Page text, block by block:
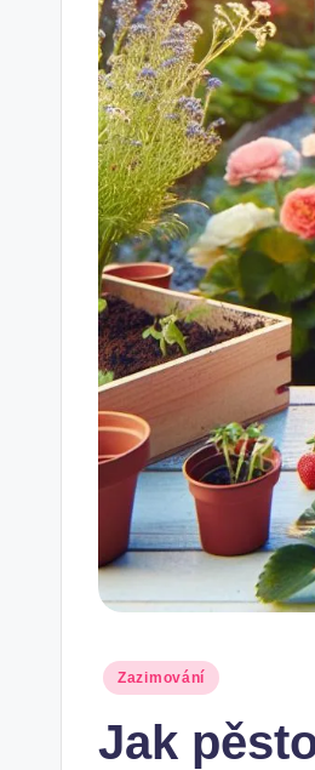
Posted
Zazimování
Jak